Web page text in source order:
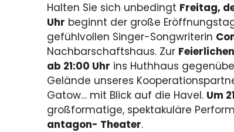
Halten Sie sich unbedingt Freitag,
Uhr beginnt der große
gefühlvollen Singer-Songwriterin
Nachbarschaftshaus. Zur
ab 21:00 Uhr ins Huthhaus
Gelände unseres
Gatow… mit Blick auf die Havel. Um
großformatige, spektakuläre
antagon- Theater.